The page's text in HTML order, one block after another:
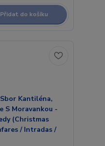
Přidat do košíku